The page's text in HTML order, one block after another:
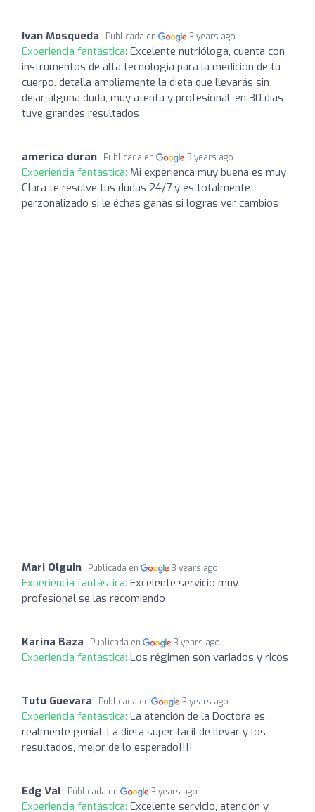
Ivan Mosqueda Publicada en 3 years ago
Experiencia fantástica: Excelente nutrióloga, cuenta con
instrumentos de alta tecnología para la medición de tu
cuerpo, detalla ampliamente la dieta que llevarás sin
dejar alguna duda, muy atenta y profesional, en 30 días
tuve grandes resultados
america duran Publicada en 3 years ago
Experiencia fantástica: Mi experienca muy buena es muy
Clara te resulve tus dudas 24/7 y es totalmente
perzonalizado si le échas ganas si logras ver cambios
Mari Olguin Publicada en 3 years ago
Experiencia fantástica: Excelente servicio muy
profesional se las recomiendo
Karina Baza Publicada en 3 years ago
Experiencia fantástica: Los régimen son variados y ricos
Tutu Guevara Publicada en 3 years ago
Experiencia fantástica: La atención de la Doctora es
realmente genial. La dieta super fácil de llevar y los
resultados, mejor de lo esperado!!!!
Edg Val Publicada en 3 years ago
Experiencia fantástica: Excelente servicio, atención y